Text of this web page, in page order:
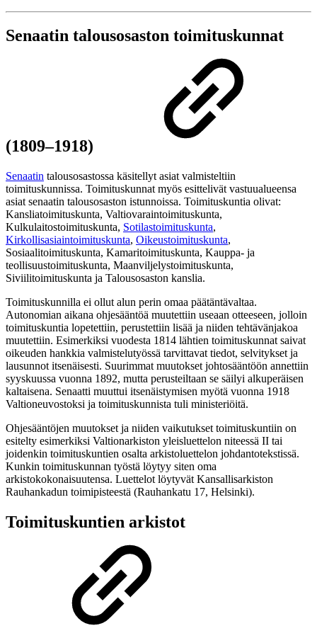
Senaatin talousosaston toimituskunnat
(1809–1918)
Senaatin talousosastossa käsitellyt asiat valmisteltiin
toimituskunnissa. Toimituskunnat myös esittelivät vastuualueensa
asiat senaatin talousosaston istunnoissa. Toimituskuntia olivat:
Kansliatoimituskunta, Valtiovaraintoimituskunta,
Kulkulaitostoimituskunta, Sotilastoimituskunta,
Kirkollisasiaintoimituskunta, Oikeustoimituskunta,
Sosiaalitoimituskunta, Kamaritoimituskunta, Kauppa- ja
teollisuustoimituskunta, Maanviljelystoimituskunta,
Siviilitoimituskunta ja Talousosaston kanslia.
Toimituskunnilla ei ollut alun perin omaa päätäntävaltaa.
Autonomian aikana ohjesääntöä muutettiin useaan otteeseen, jolloin
toimituskuntia lopetettiin, perustettiin lisää ja niiden tehtävänjakoa
muutettiin. Esimerkiksi vuodesta 1814 lähtien toimituskunnat saivat
oikeuden hankkia valmistelutyössä tarvittavat tiedot, selvitykset ja
lausunnot itsenäisesti. Suurimmat muutokset johtosääntöön annettiin
syyskuussa vuonna 1892, mutta perusteiltaan se säilyi alkuperäisen
kaltaisena. Senaatti muuttui itsenäistymisen myötä vuonna 1918
Valtioneuvostoksi ja toimituskunnista tuli ministeriöitä.
Ohjesääntöjen muutokset ja niiden vaikutukset toimituskuntiin on
esitelty esimerkiksi Valtionarkiston yleisluettelon niteessä II tai
joidenkin toimituskuntien osalta arkistoluettelon johdantotekstissä.
Kunkin toimituskunnan työstä löytyy siten oma
arkistokokonaisuutensa. Luettelot löytyvät Kansallisarkiston
Rauhankadun toimipisteestä (Rauhankatu 17, Helsinki).
Toimituskuntien arkistot